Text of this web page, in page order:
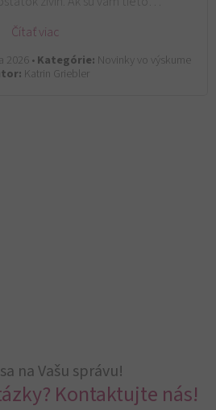
Čítať viac
2026 •Kategórie: Novinky vo výskume
Katrin Griebler
na Vašu správu!
Kontaktujte nás!